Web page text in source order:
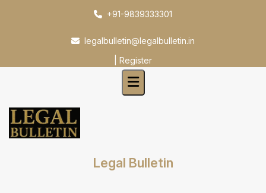
+91-9839333301
legalbulletin@legalbulletin.in
Register
Legal Bulletin